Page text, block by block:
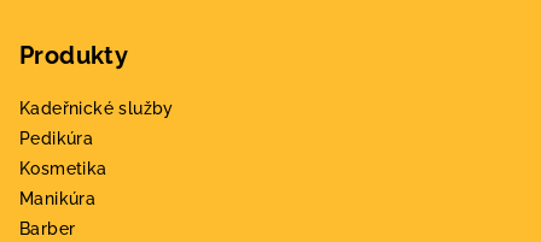
Produkty
Kadeřnické služby
Pedikúra
Kosmetika
Manikúra
Barber